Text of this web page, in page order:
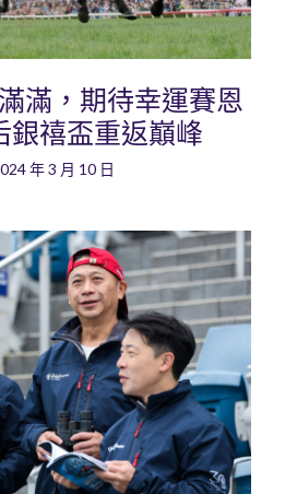
滿，期待幸運賽恩
銀禧盃重返巔峰
年 3 月 10 日